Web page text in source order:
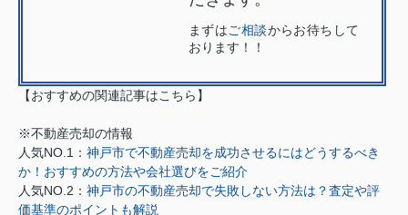
まずはご相談からお待ちして
おります！！
【おすすめの関連記事はこちら】
※不動産売却の情報
人気NO.1： 神戸市で不動産売却を成功させるにはどうするべき
か！おすすめの方法や会社選びをご紹介
人気NO.2： 神戸市の不動産売却で失敗しない方法は？査定や評
価基準のポイントも解説